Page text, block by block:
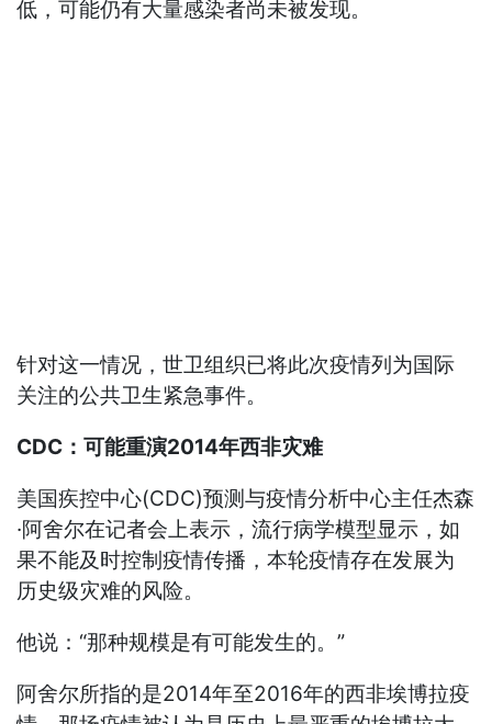
低，可能仍有大量感染者尚未被发现。
针对这一情况，世卫组织已将此次疫情列为国际
关注的公共卫生紧急事件。
CDC：可能重演2014年西非灾难
美国疾控中心(CDC)预测与疫情分析中心主任杰森
·阿舍尔在记者会上表示，流行病学模型显示，如
果不能及时控制疫情传播，本轮疫情存在发展为
历史级灾难的风险。
他说：“那种规模是有可能发生的。”
阿舍尔所指的是2014年至2016年的西非埃博拉疫